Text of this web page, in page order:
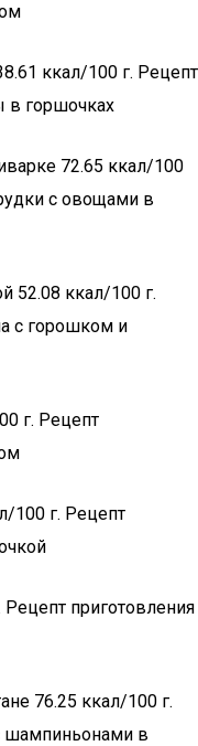
ккал/100 г. Рецепт
в горшочках
72.65 ккал/100
с овощами в
52.08 ккал/100 г.
с горошком и
г. Рецепт
100 г. Рецепт
приготовления
76.25 ккал/100 г.
шампиньонами в